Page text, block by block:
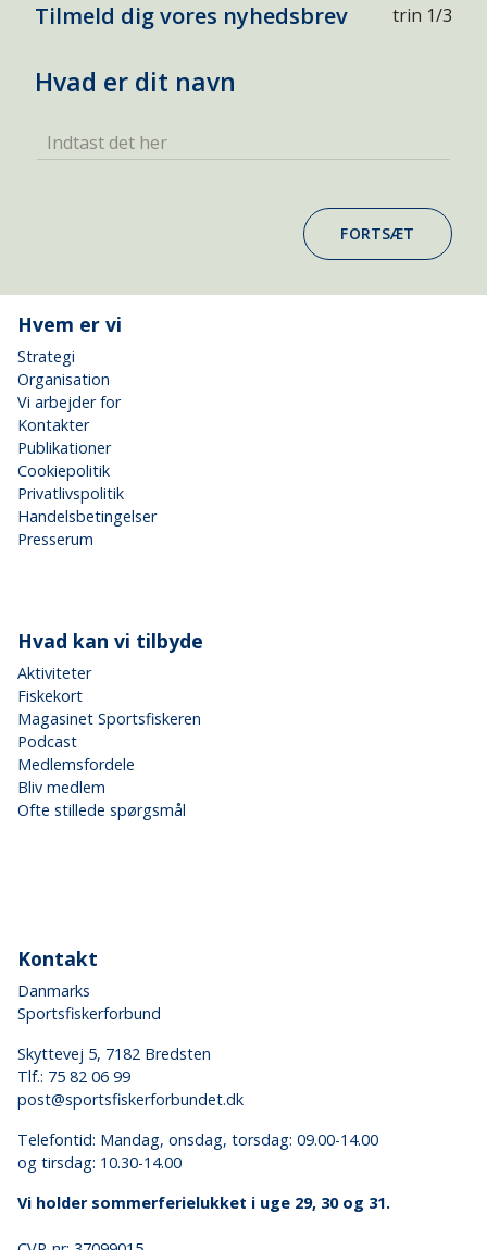
Tilmeld dig vores nyhedsbrev trin 1/3
Hvad er dit navn
Indtast det her
FORTSÆT
Hvem er vi
Strategi
Organisation
Vi arbejder for
Kontakter
Publikationer
Cookiepolitik
Privatlivspolitik
Handelsbetingelser
Presserum
Hvad kan vi tilbyde
Aktiviteter
Fiskekort
Magasinet Sportsfiskeren
Podcast
Medlemsfordele
Bliv medlem
Ofte stillede spørgsmål
Kontakt
Danmarks
Sportsfiskerforbund
Skyttevej 5, 7182 Bredsten
Tlf.: 75 82 06 99
post@sportsfiskerforbundet.dk
Telefontid: Mandag, onsdag, torsdag: 09.00-14.00
og tirsdag: 10.30-14.00
Vi holder sommerferielukket i uge 29, 30 og 31.